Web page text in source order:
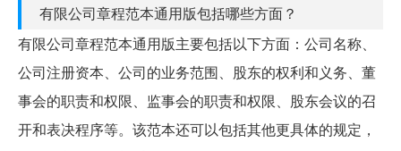
有限公司章程范本通用版包括哪些方面？
有限公司章程范本通用版主要包括以下方面：公司名称、
公司注册资本、公司的业务范围、股东的权利和义务、董
事会的职责和权限、监事会的职责和权限、股东会议的召
开和表决程序等。该范本还可以包括其他更具体的规定，